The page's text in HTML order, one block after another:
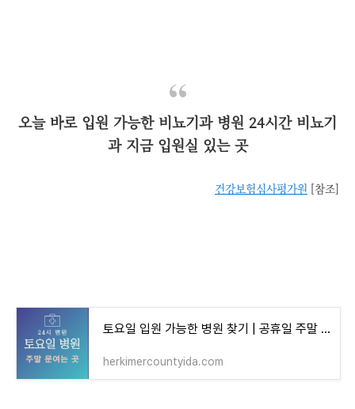
오늘 바로 입원 가능한 비뇨기과 병원 24시간 비뇨기
과 지금 입원실 있는 곳
건강보험심사평가원 [참조]
토요일 입원 가능한 병원 찾기 | 공휴일 주말 24시간 병원 입원실 있는곳
herkimercountyida.com